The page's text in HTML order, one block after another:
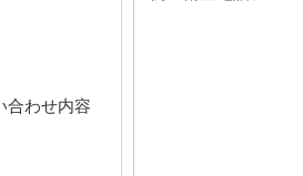
合わせ内容